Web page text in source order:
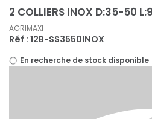
2 COLLIERS INOX D:35-50
AGRIMAXI
Réf : 12B-SS3550INOX
En recherche de stock disponible